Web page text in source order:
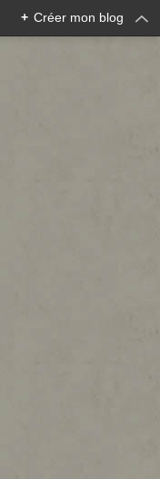
+ Créer mon blog